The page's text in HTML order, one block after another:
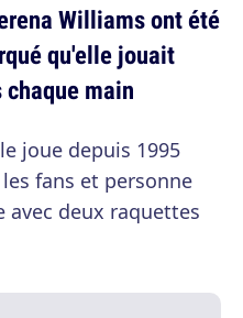
Williams ont été
qu'elle jouait
main
joue depuis 1995
fans et personne
avec deux raquettes